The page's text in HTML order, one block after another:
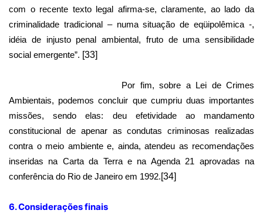
com o recente texto legal afirma-se, claramente, ao lado da
criminalidade tradicional – numa situação de eqüipolêmica -,
idéia de injusto penal ambiental, fruto de uma sensibilidade
social emergente”. [33]
Por fim, sobre a Lei de Crimes
Ambientais, podemos concluir que cumpriu duas importantes
missões, sendo elas: deu efetividade ao mandamento
constitucional de apenar as condutas criminosas realizadas
contra o meio ambiente e, ainda, atendeu as recomendações
inseridas na Carta da Terra e na Agenda 21 aprovadas na
conferência do Rio de Janeiro em 1992.[34]
6. Considerações finais